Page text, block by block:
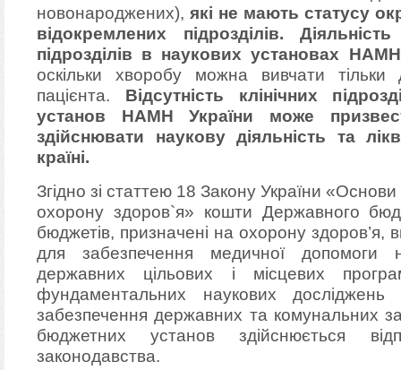
новонароджених), які не мають статусу
відокремлених підрозділів.
підрозділів в наукових установах
оскільки хворобу можна вивчати тільки
пацієнта. Відсутність клінічних
установ НАМН України може
здійснювати наукову діяльність та
країні.
Згідно зі статтею 18 Закону України
охорону здоров`я» кошти Державного
бюджетів, призначені на охорону здоров’я,
для забезпечення медичної допомоги
державних цільових і місцевих
фундаментальних наукових
забезпечення державних та комунальних
бюджетних установ здійснюється
законодавства.